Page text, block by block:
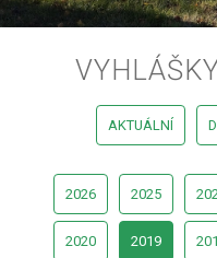
AKTUÁLNÍ
2026 2025
2020 2019